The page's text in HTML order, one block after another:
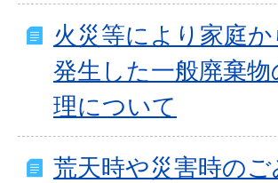
火災等により家庭か
発生した一般廃棄物
理について
荒天時や災害時のご